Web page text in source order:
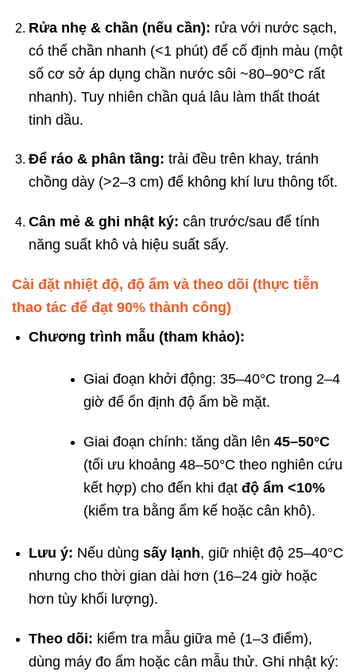
Rửa nhẹ & chần (nếu cần): rửa với nước sạch,
có thể chần nhanh (<1 phút) để cố định màu (một
số cơ sở áp dụng chần nước sôi ~80–90°C rất
nhanh). Tuy nhiên chần quá lâu làm thất thoát
tinh dầu.
Để ráo & phân tầng: trải đều trên khay, tránh
chồng dày (>2–3 cm) để không khí lưu thông tốt.
Cân mẻ & ghi nhật ký: cân trước/sau để tính
năng suất khô và hiệu suất sấy.
Cài đặt nhiệt độ, độ ẩm và theo dõi (thực tiễn
thao tác để đạt 90% thành công)
Chương trình mẫu (tham khảo):
Giai đoạn khởi động: 35–40°C trong 2–4
giờ để ổn định độ ẩm bề mặt.
Giai đoạn chính: tăng dần lên 45–50°C
(tối ưu khoảng 48–50°C theo nghiên cứu
kết hợp) cho đến khi đạt độ ẩm <10%
(kiểm tra bằng ẩm kế hoặc cân khô).
Lưu ý: Nếu dùng sấy lạnh, giữ nhiệt độ 25–40°C
nhưng cho thời gian dài hơn (16–24 giờ hoặc
hơn tùy khối lượng).
Theo dõi: kiểm tra mẫu giữa mẻ (1–3 điểm),
dùng máy đo ẩm hoặc cân mẫu thử. Ghi nhật ký: